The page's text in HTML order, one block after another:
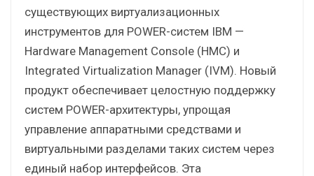
существующих виртуализационных
инструментов для POWER-систем IBM —
Hardware Management Console (HMC) и
Integrated Virtualization Manager (IVM). Новый
продукт обеспечивает целостную поддержку
систем POWER-архитектуры, упрощая
управление аппаратными средствами и
виртуальными разделами таких систем через
единый набор интерфейсов. Эта